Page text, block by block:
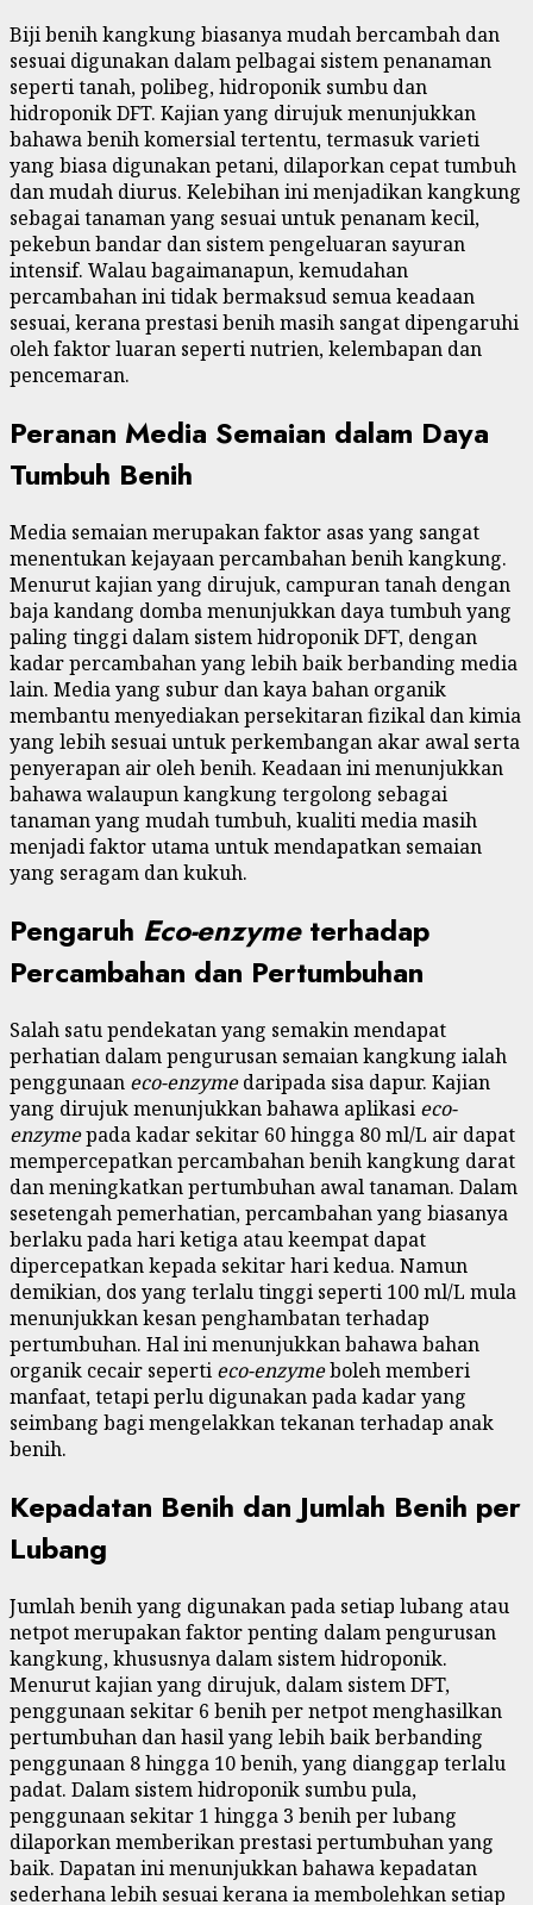
Biji benih kangkung biasanya mudah bercambah dan
sesuai digunakan dalam pelbagai sistem penanaman
seperti tanah, polibeg, hidroponik sumbu dan
hidroponik DFT. Kajian yang dirujuk menunjukkan
bahawa benih komersial tertentu, termasuk varieti
yang biasa digunakan petani, dilaporkan cepat tumbuh
dan mudah diurus. Kelebihan ini menjadikan kangkung
sebagai tanaman yang sesuai untuk penanam kecil,
pekebun bandar dan sistem pengeluaran sayuran
intensif. Walau bagaimanapun, kemudahan
percambahan ini tidak bermaksud semua keadaan
sesuai, kerana prestasi benih masih sangat dipengaruhi
oleh faktor luaran seperti nutrien, kelembapan dan
pencemaran.
Peranan Media Semaian dalam Daya
Tumbuh Benih
Media semaian merupakan faktor asas yang sangat
menentukan kejayaan percambahan benih kangkung.
Menurut kajian yang dirujuk, campuran tanah dengan
baja kandang domba menunjukkan daya tumbuh yang
paling tinggi dalam sistem hidroponik DFT, dengan
kadar percambahan yang lebih baik berbanding media
lain. Media yang subur dan kaya bahan organik
membantu menyediakan persekitaran fizikal dan kimia
yang lebih sesuai untuk perkembangan akar awal serta
penyerapan air oleh benih. Keadaan ini menunjukkan
bahawa walaupun kangkung tergolong sebagai
tanaman yang mudah tumbuh, kualiti media masih
menjadi faktor utama untuk mendapatkan semaian
yang seragam dan kukuh.
Pengaruh Eco-enzymeterhadap
Percambahan dan Pertumbuhan
Salah satu pendekatan yang semakin mendapat
perhatian dalam pengurusan semaian kangkung ialah
penggunaan eco-enzymedaripada sisa dapur. Kajian
yang dirujuk menunjukkan bahawa aplikasi eco-
enzymepada kadar sekitar 60 hingga 80 ml/L air dapat
mempercepatkan percambahan benih kangkung darat
dan meningkatkan pertumbuhan awal tanaman. Dalam
sesetengah pemerhatian, percambahan yang biasanya
berlaku pada hari ketiga atau keempat dapat
dipercepatkan kepada sekitar hari kedua. Namun
demikian, dos yang terlalu tinggi seperti 100 ml/L mula
menunjukkan kesan penghambatan terhadap
pertumbuhan. Hal ini menunjukkan bahawa bahan
organik cecair seperti eco-enzymeboleh memberi
manfaat, tetapi perlu digunakan pada kadar yang
seimbang bagi mengelakkan tekanan terhadap anak
benih.
Kepadatan Benih dan Jumlah Benih per
Lubang
Jumlah benih yang digunakan pada setiap lubang atau
netpot merupakan faktor penting dalam pengurusan
kangkung, khususnya dalam sistem hidroponik.
Menurut kajian yang dirujuk, dalam sistem DFT,
penggunaan sekitar 6 benih per netpot menghasilkan
pertumbuhan dan hasil yang lebih baik berbanding
penggunaan 8 hingga 10 benih, yang dianggap terlalu
padat. Dalam sistem hidroponik sumbu pula,
penggunaan sekitar 1 hingga 3 benih per lubang
dilaporkan memberikan prestasi pertumbuhan yang
baik. Dapatan ini menunjukkan bahawa kepadatan
sederhana lebih sesuai kerana ia membolehkan setiap